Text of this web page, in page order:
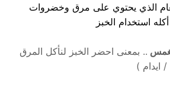
الذي يحتوي على مرق وخضروات
استخدام الخبز
.. بمعنى احضر الخبز لنأكل المرق
ايدام )